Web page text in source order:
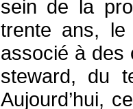
sein de la
trente ans,
associé à des
steward, du
Aujourd’hui,